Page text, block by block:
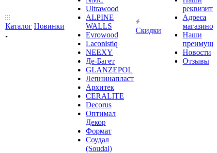
Каталог Новинки
Ultrawood
ALPINE
WALLS
Evrowood
Laconistiq
NEEXY
Де-Багет
GLANZEPOL
Лепнинапласт
Архитек
CERALITE
Decorus
Оптимал
Декор
Формат
Соудал
(Soudal)
Скидки
Адреса
магазинов
Наши
Новости
Отзывы